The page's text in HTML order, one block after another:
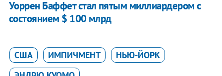
Уоррен Баффет стал пятым миллиардером с
состоянием $ 100 млрд
США ИМПИЧМЕНТ
НЬЮ-ЙОРК